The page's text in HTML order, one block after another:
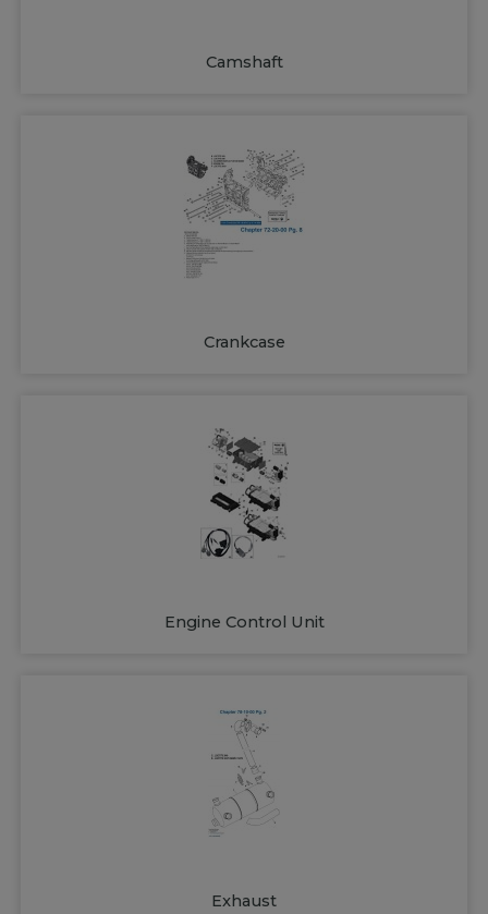
Camshaft
Crankcase
Engine Control Unit
Exhaust